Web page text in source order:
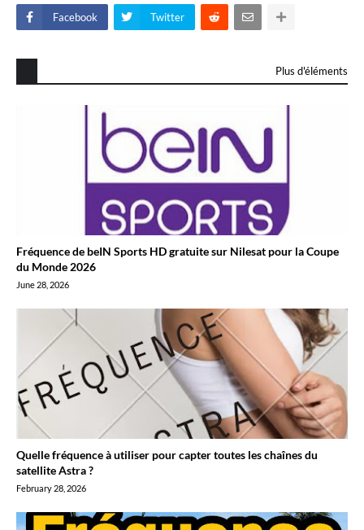
Facebook Twitter
Plus d'éléments
Fréquence de beIN Sports HD gratuite sur Nilesat pour la Coupe
du Monde 2026
June 28, 2026
Quelle fréquence à utiliser pour capter toutes les chaînes du
satellite Astra ?
February 28, 2026